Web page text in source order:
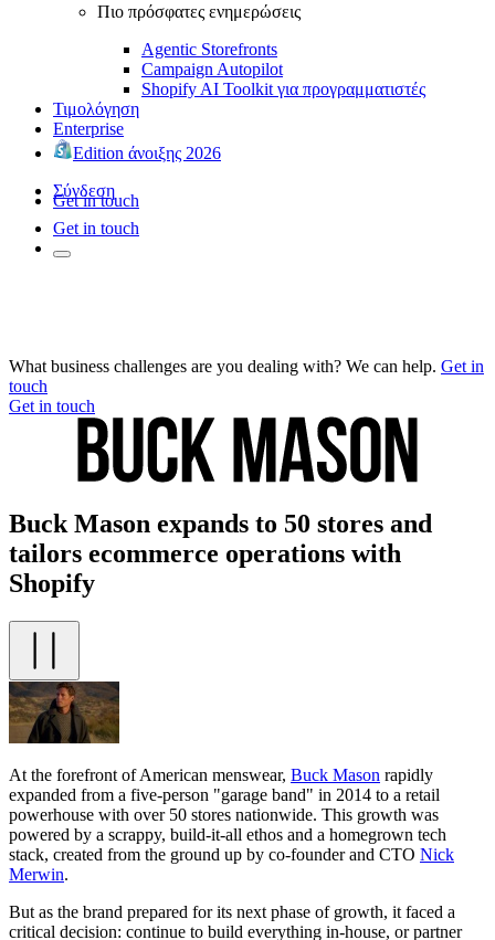
Πιο πρόσφατες ενημερώσεις
Agentic Storefronts
Campaign Autopilot
Shopify AI Toolkit για προγραμματιστές
Τιμολόγηση
Enterprise
Edition άνοιξης 2026
Σύνδεση
Get in touch
Get in touch
What business challenges are you dealing with? We can help. Get in
touch
Get in touch
Buck Mason expands to 50 stores and
tailors ecommerce operations with
Shopify
At the forefront of American menswear, Buck Mason rapidly
expanded from a five-person "garage band" in 2014 to a retail
powerhouse with over 50 stores nationwide. This growth was
powered by a scrappy, build-it-all ethos and a homegrown tech
stack, created from the ground up by co-founder and CTO Nick
Merwin.
But as the brand prepared for its next phase of growth, it faced a
critical decision: continue to build everything in-house, or partner